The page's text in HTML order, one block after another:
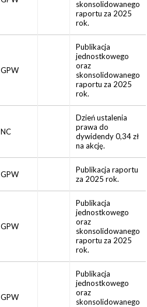
skonsolidowanego
raportu za 2025
rok.
GPW
Publikacja
jednostkowego
oraz
skonsolidowanego
raportu za 2025
rok.
NC
Dzień ustalenia
prawa do
dywidendy 0,34 zł
na akcję.
GPW
Publikacja raportu
za 2025 rok.
GPW
Publikacja
jednostkowego
oraz
skonsolidowanego
raportu za 2025
rok.
GPW
Publikacja
jednostkowego
oraz
skonsolidowanego